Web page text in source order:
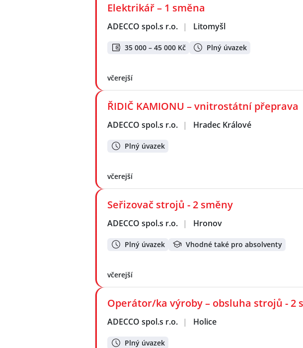
Elektrikář – 1 směna
ADECCO spol.s r.o. | Litomyšl
35 000 – 45 000 Kč Plný úvazek
včerejší
ŘIDIČ KAMIONU – vnitrostátní přeprava
ADECCO spol.s r.o. | Hradec Králové
Plný úvazek
včerejší
Seřizovač strojů - 2 směny
ADECCO spol.s r.o. | Hronov
Plný úvazek Vhodné také pro absolventy
včerejší
Operátor/ka výroby – obsluha strojů - 2
ADECCO spol.s r.o. | Holice
Plný úvazek